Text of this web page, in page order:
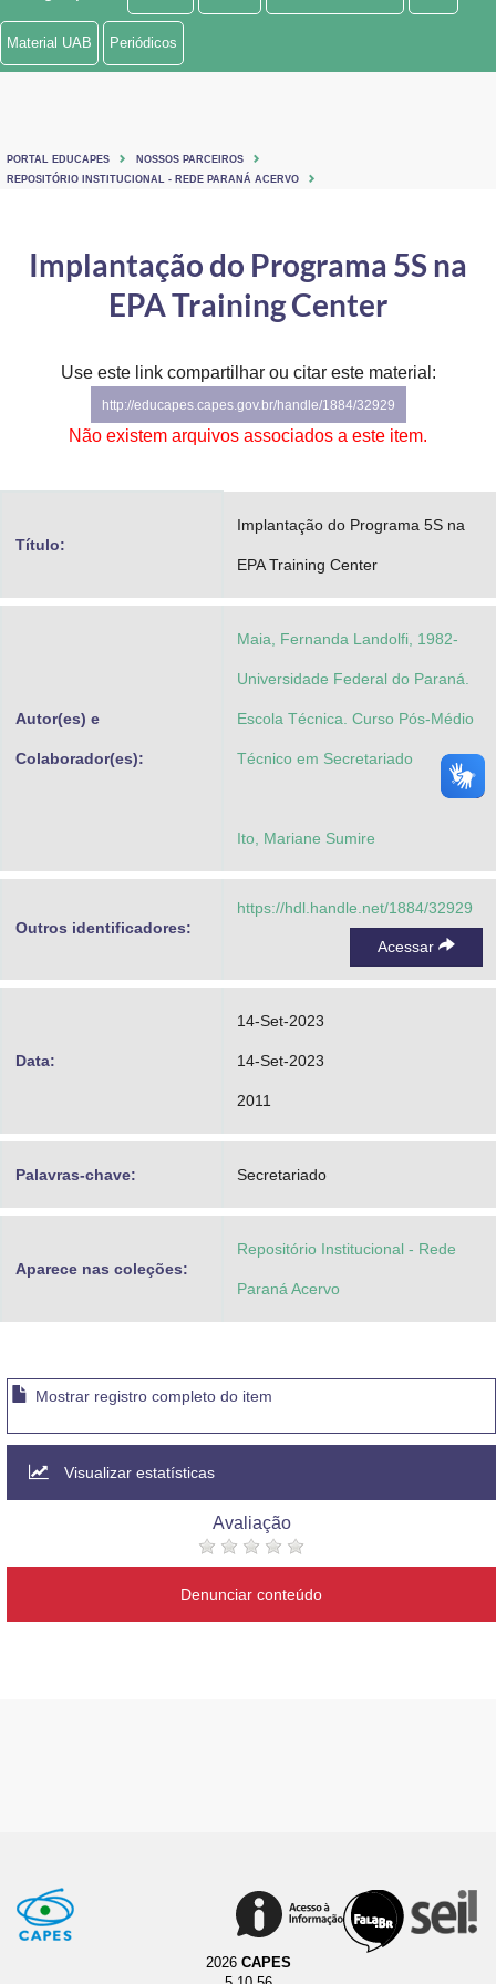
Ministério de Minas e Energia
Ministério do Turismo
Controladoria-Geral da União
Ministério da Mulher, da Família e dos Direitos Humanos
Secretaria-Geral
Material UAB Periódicos
PORTAL EDUCAPES
NOSSOS PARCEIROS
REPOSITÓRIO INSTITUCIONAL - REDE PARANÁ ACERVO
Implantação do Programa 5S na
EPA Training Center
Use este link compartilhar ou citar este material:
http://educapes.capes.gov.br/handle/1884/32929
Não existem arquivos associados a este item.
Título:
Implantação do Programa 5S na
EPA Training Center
Autor(es) e
Colaborador(es):
Maia, Fernanda Landolfi, 1982-
Universidade Federal do Paraná.
Escola Técnica. Curso Pós-Médio
Técnico em Secretariado
Ito, Mariane Sumire
Outros identificadores:
https://hdl.handle.net/1884/32929
Acessar
Data:
14-Set-2023
14-Set-2023
2011
Palavras-chave: Secretariado
Aparece nas coleções:
Repositório Institucional - Rede
Paraná Acervo
Mostrar registro completo do item
Visualizar estatísticas
Avaliação
Denunciar conteúdo
2026 CAPES